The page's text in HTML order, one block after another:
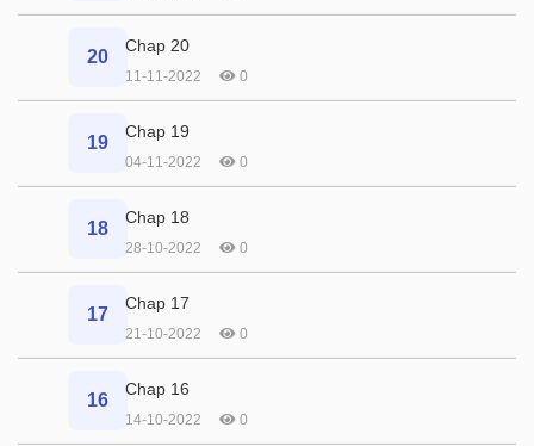
20
Chap 20
11-11-2022 0
19
Chap 19
04-11-2022 0
18
Chap 18
28-10-2022 0
17
Chap 17
21-10-2022 0
16
Chap 16
14-10-2022 0